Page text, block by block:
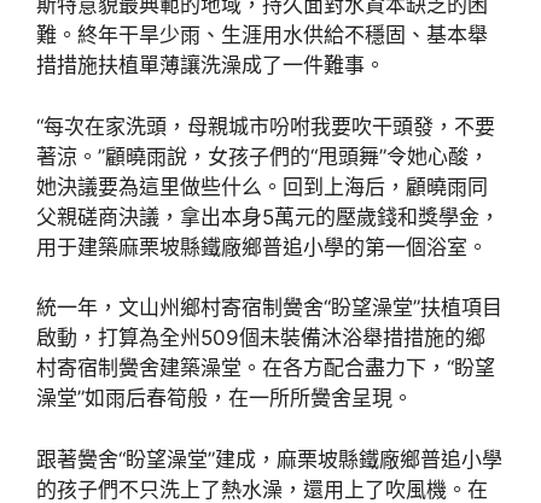
斯特意貌最典範的地域，持久面對水資本缺乏的困
難。終年干旱少雨、生涯用水供給不穩固、基本舉
措措施扶植單薄讓洗澡成了一件難事。
“每次在家洗頭，母親城市吩咐我要吹干頭發，不要
著涼。”顧曉雨說，女孩子們的“甩頭舞”令她心酸，
她決議要為這里做些什么。回到上海后，顧曉雨同
父親磋商決議，拿出本身5萬元的壓歲錢和獎學金，
用于建築麻栗坡縣鐵廠鄉普追小學的第一個浴室。
統一年，文山州鄉村寄宿制黌舍“盼望澡堂”扶植項目
啟動，打算為全州509個未裝備沐浴舉措措施的鄉
村寄宿制黌舍建築澡堂。在各方配合盡力下，“盼望
澡堂”如雨后春筍般，在一所所黌舍呈現。
跟著黌舍“盼望澡堂”建成，麻栗坡縣鐵廠鄉普追小學
的孩子們不只洗上了熱水澡，還用上了吹風機。在